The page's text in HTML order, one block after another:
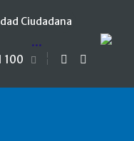
Ciudadana
100